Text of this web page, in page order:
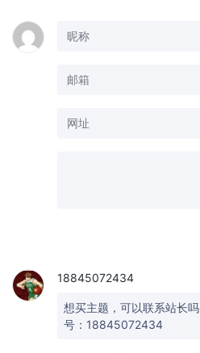
18845072434
想买主题，可以联系站长
号：18845072434